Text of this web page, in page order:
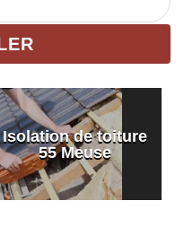
Isolation de toiture
55 Meuse